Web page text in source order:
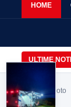
HOME
ULTIME
Home> nuoto